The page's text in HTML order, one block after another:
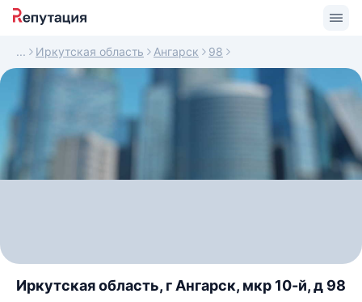
Иркутская область Ангарск 98
Иркутская область, г Ангарск, мкр 10-й, д 98